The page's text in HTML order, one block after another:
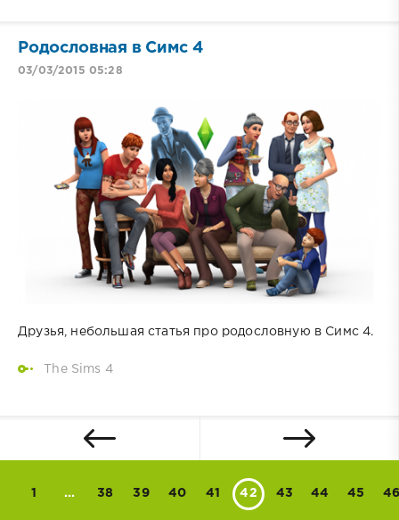
Родословная в Симс 4
03/03/2015 05:28
Друзья, небольшая статья про родословную в Симс 4.
The Sims 4
1 ... 38 39 40 41 42 43 44 45